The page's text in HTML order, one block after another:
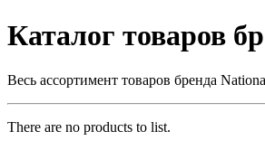
Каталог товаров
Весь ассортимент товаров бренда
There are no products to list.